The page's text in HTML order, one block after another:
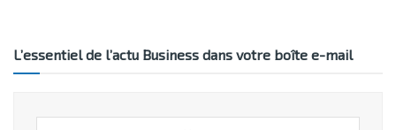
L’essentiel de l’actu Business dans votre boîte e-mail